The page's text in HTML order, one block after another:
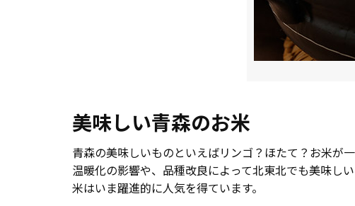
美味しい青森のお米
青森の美味しいものといえばリンゴ？ほたて？お米が
温暖化の影響や、品種改良によって北東北でも美味し
米はいま躍進的に人気を得ています。